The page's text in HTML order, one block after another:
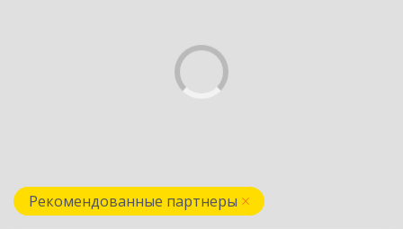
Рекомендованные партнеры